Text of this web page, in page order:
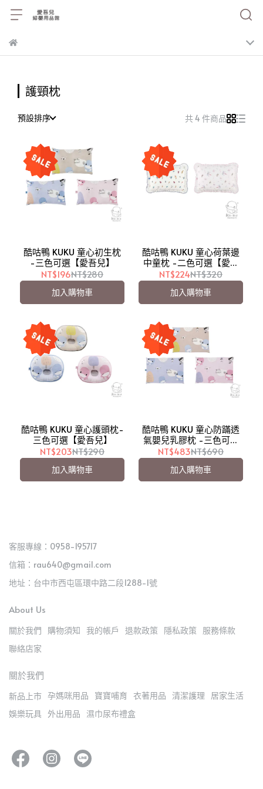
護頸枕
預設排序 共 4 件商品
酷咕鴨 KUKU 童心初生枕
-三色可選【愛吾兒】
NT$196NT$280
加入購物車
酷咕鴨 KUKU 童心荷葉邊
中童枕 -二色可選【愛吾
兒】
NT$224NT$320
加入購物車
酷咕鴨 KUKU 童心護頭枕-
三色可選【愛吾兒】
NT$203NT$290
加入購物車
酷咕鴨 KUKU 童心防蹣透
氣嬰兒乳膠枕 -三色可選
【愛吾兒】
NT$483NT$690
加入購物車
客服專線：0958-195717
信箱：rau640@gmail.com
地址：台中市西屯區環中路二段1288-1號
About Us
關於我們 購物須知 我的帳戶 退款政策 隱私政策 服務條款
聯絡店家
關於我們
新品上市 孕媽咪用品 寶寶哺育 衣著用品 清潔護理
居家生活
娛樂玩具 外出用品 濕巾尿布禮盒